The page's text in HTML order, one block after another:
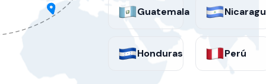
Guatemala
Honduras Perú